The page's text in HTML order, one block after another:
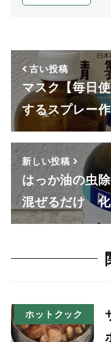
古い投稿
マスク【毎日
するスプレー
新しい投稿
はっか油の虫
混ぜるだけ
ホットクック